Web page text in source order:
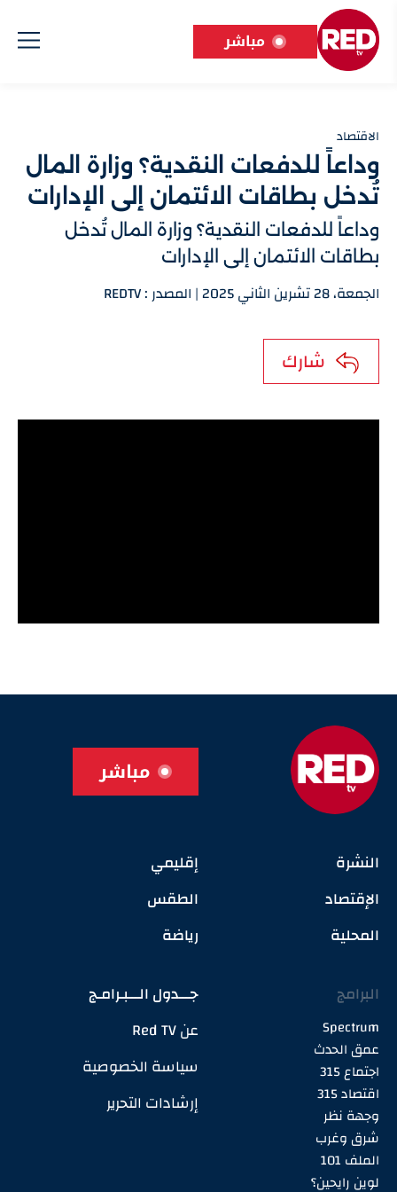
مباشر
الاقتصاد
وداعاً للدفعات النقدية؟ وزارة المال
تُدخل بطاقات الائتمان إلى الإدارات
وداعاً للدفعات النقدية؟ وزارة المال تُدخل
بطاقات الائتمان إلى الإدارات
الجمعة، 28 تشرين الثاني 2025 | المصدر : REDTV
شارك
مباشر
النشرة
الإقتصاد
المحلية
إقليمي
الطقس
رياضة
البرامج
Spectrum
عمق الحدث
اجتماع 315
اقتصاد 315
وجهة نظر
شرق وغرب
الملف 101
لوين رايحين؟
جـــدول الـــبـرامـج
عن Red TV
سياسة الخصوصية
إرشادات التحرير